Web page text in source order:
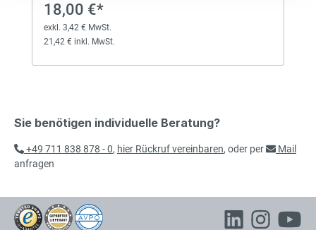
18,00 €*
exkl. 3,42 € MwSt.
21,42 € inkl. MwSt.
Sie benötigen individuelle Beratung?
+49 711 838 878 - 0, hier Rückruf vereinbaren, oder per
Mail
anfragen